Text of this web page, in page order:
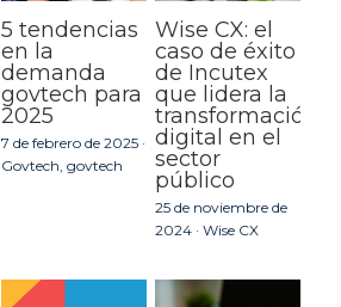
5 tendencias
en la
demanda
govtech para
2025
7 de febrero de 2025 ·
Govtech, govtech
Wise CX: el
caso de éxito
de Incutex
que lidera la
transformación
digital en el
sector
público
25 de noviembre de
2024 ·Wise CX